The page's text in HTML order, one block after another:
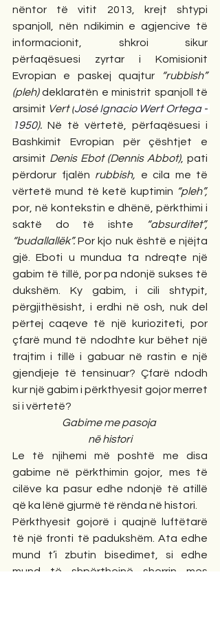
nëntor të vitit 2013, krejt shtypi
spanjoll, nën ndikimin e agjencive të
informacionit, shkroi sikur
përfaqësuesi zyrtar i Komisionit
Evropian e paskej quajtur
“rubbish”
(pleh) deklaratën e ministrit spanjoll të
arsimit Vert (José Ignacio Wert Ortega -
1950). Në të vërtetë, përfaqësuesi i
Bashkimit Evropian për çështjet e
arsimit Denis Ebot (Dennis Abbot), pati
përdorur fjalën rubbish, e cila me të
vërtetë mund të ketë kuptimin
por, në kontekstin e dhënë, përkthimi i
saktë do të ishte
“absurditet”,
“budallallëk”. Por kjo nuk është e njëjta
gjë. Eboti u mundua ta ndreqte një
gabim të tillë, por pa ndonjë sukses të
dukshëm. Ky gabim, i cili shtypit,
përgjithësisht, i erdhi në osh, nuk del
përtej caqeve të një kurioziteti, por
çfarë mund të ndodhte kur bëhet një
trajtim i tillë i gabuar në rastin e një
gjendjeje të tensinuar? Çfarë ndodh
kur një gabim i përkthyesit gojor merret
si i vërtetë?
Gabime me pasoja
në histori
Le të njihemi më poshtë me disa
gabime në përkthimin gojor, mes të
cilëve ka pasur edhe ndonjë të atillë
që ka lënë gjurmë të rënda në histori.
Përkthyesit gojorë i quajnë luftëtarë
të një fronti të padukshëm. Ata edhe
mund t’i zbutin bisedimet, si edhe
mund të shpërthejnë sherrin mes